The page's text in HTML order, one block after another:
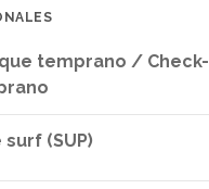
temprano / Check-
surf (SUP)